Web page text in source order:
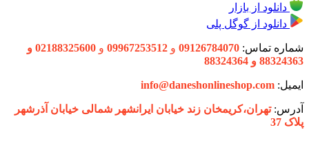
دانلود از بازار
دانلود از گوگل پلی
شماره تماس: 09126784070 و 09967253512 و
02188325600 و
88324363 و 88324364
ایمیل: info@daneshonlineshop.com
آدرس:تهران،‌کریمخان زند خیابان ایرانشهر شمالی خیابان آذرشهر
پلاک 37